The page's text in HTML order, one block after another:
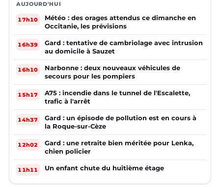
AUJOURD'HUI
17h10
Météo : des orages attendus ce dimanche en
Occitanie, les prévisions
16h39
Gard : tentative de cambriolage avec intrusion
au domicile à Sauzet
16h10
Narbonne : deux nouveaux véhicules de
secours pour les pompiers
15h17
A75 : incendie dans le tunnel de l'Escalette,
trafic à l'arrêt
14h37
Gard : un épisode de pollution est en cours à
la Roque-sur-Cèze
12h02
Gard : une retraite bien méritée pour Lenka,
chien policier
11h11 Un enfant chute du huitième étage